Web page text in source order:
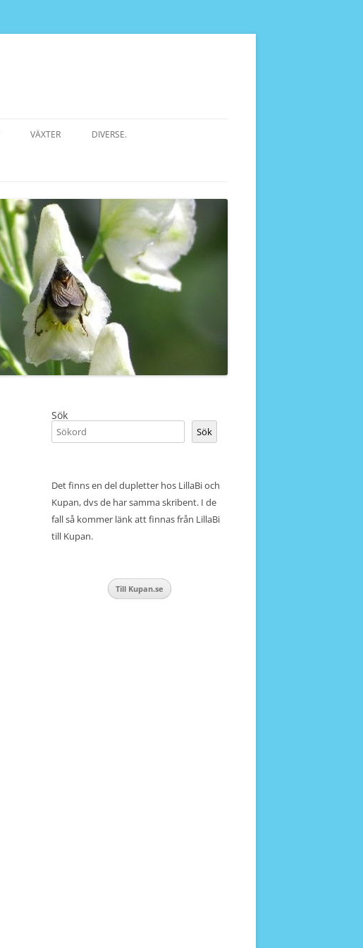
VÄXTER DIVERSE.
Sök
Sök
Det finns en del dupletter hos LillaBi och
Kupan, dvs de har samma skribent. I de
fall så kommer länk att finnas från LillaBi
till Kupan.
Till Kupan.se